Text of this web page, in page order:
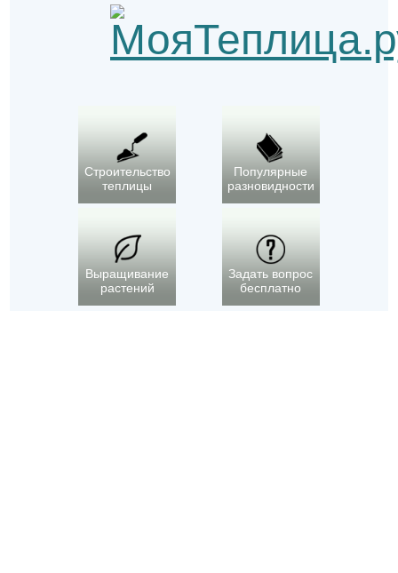
Строительство
теплицы
Популярные
разновидности
Выращивание
растений
Задать вопрос
бесплатно